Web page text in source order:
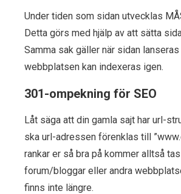
Under tiden som sidan utvecklas
Detta görs med hjälp av att sätta
Samma sak gäller när sidan
webbplatsen kan indexeras igen.
301-ompekning för SEO
Låt säga att din gamla sajt har url-
ska url-adressen förenklas till
rankar er så bra på kommer alltså
forum/bloggar eller andra
finns inte längre.